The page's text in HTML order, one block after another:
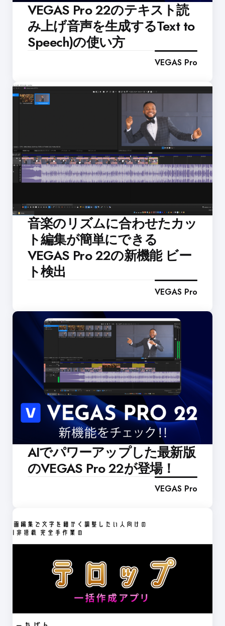
VEGAS Pro 22のテキスト読
み上げ音声を生成するText to
Speech)の使い方
VEGAS Pro
音楽のリズムに合わせたカッ
ト編集が簡単にできる
VEGAS Pro 22の新機能 ビー
ト検出
VEGAS Pro
AIでパワーアップした最新版
のVEGAS Pro 22が登場！
VEGAS Pro